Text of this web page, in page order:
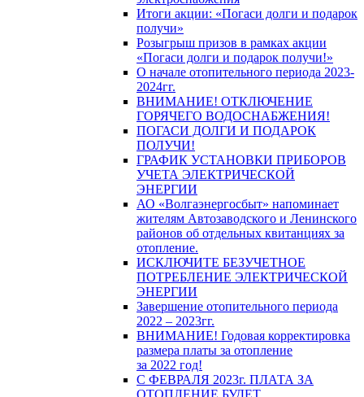
Итоги акции: «Погаси долги и подарок
получи»
Розыгрыш призов в рамках акции
«Погаси долги и подарок получи!»
О начале отопительного периода 2023-
2024гг.
ВНИМАНИЕ! ОТКЛЮЧЕНИЕ
ГОРЯЧЕГО ВОДОСНАБЖЕНИЯ!
ПОГАСИ ДОЛГИ И ПОДАРОК
ПОЛУЧИ!
ГРАФИК УСТАНОВКИ ПРИБОРОВ
УЧЕТА ЭЛЕКТРИЧЕСКОЙ
ЭНЕРГИИ
АО «Волгаэнергосбыт» напоминает
жителям Автозаводского и Ленинского
районов об отдельных квитанциях за
отопление.
ИСКЛЮЧИТЕ БЕЗУЧЕТНОЕ
ПОТРЕБЛЕНИЕ ЭЛЕКТРИЧЕСКОЙ
ЭНЕРГИИ
Завершение отопительного периода
2022 – 2023гг.
ВНИМАНИЕ! Годовая корректировка
размера платы за отопление
за 2022 год!
С ФЕВРАЛЯ 2023г. ПЛАТА ЗА